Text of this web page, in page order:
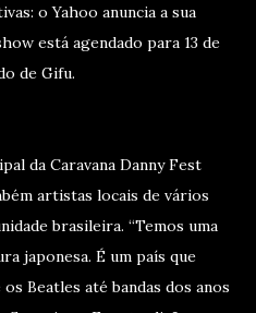
o Yahoo anuncia a sua
está agendado para 13 de
de Gifu.
da Caravana Danny Fest
artistas locais de vários
brasileira. “Temos uma
japonesa. É um país que
Beatles até bandas dos anos